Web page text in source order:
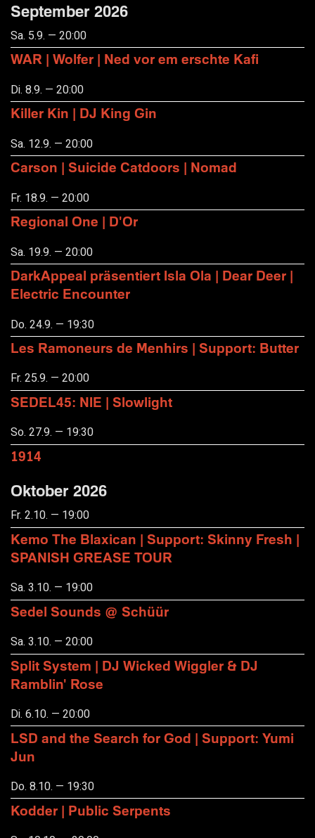
September 2026
Sa. 5.9. — 20:00
WAR | Wolfer | Ned vor em erschte Kafi
Di. 8.9. — 20:00
Killer Kin | DJ King Gin
Sa. 12.9. — 20:00
Carson | Suicide Catdoors | Nomad
Fr. 18.9. — 20:00
Regional One | D'Or
Sa. 19.9. — 20:00
DarkAppeal präsentiert Isla Ola | Dear Deer |
Electric Encounter
Do. 24.9. — 19:30
Les Ramoneurs de Menhirs | Support: Butter
Fr. 25.9. — 20:00
SEDEL45: NIE | Slowlight
So. 27.9. — 19:30
1914
Oktober 2026
Fr. 2.10. — 19:00
Kemo The Blaxican | Support: Skinny Fresh |
SPANISH GREASE TOUR
Sa. 3.10. — 19:00
Sedel Sounds @ Schüür
Sa. 3.10. — 20:00
Split System | DJ Wicked Wiggler & DJ
Ramblin' Rose
Di. 6.10. — 20:00
LSD and the Search for God | Support: Yumi
Jun
Do. 8.10. — 19:30
Kodder | Public Serpents